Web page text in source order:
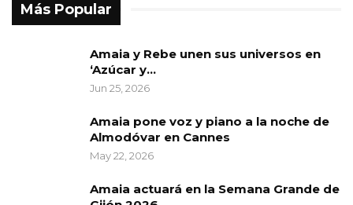
Más Popular
Amaia y Rebe unen sus universos en
‘Azúcar y…
Jun 25, 2026
Amaia pone voz y piano a la noche de
Almodóvar en Cannes
May 22, 2026
Amaia actuará en la Semana Grande de